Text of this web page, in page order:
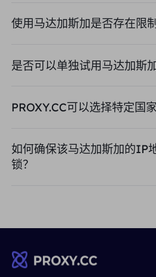
使用马达加斯加是否存在限制
是否可以单独试用马达加斯
PROXY.CC可以选择特定国
如何确保该马达加斯加的IP
锁？